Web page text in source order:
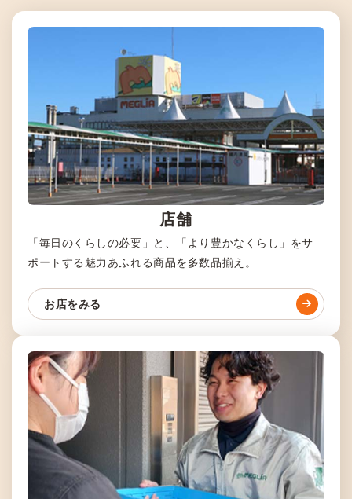
店舗
「毎日のくらしの必要」と、「より豊かなくらし」をサ
ポートする魅力あふれる商品を多数品揃え。
お店をみる